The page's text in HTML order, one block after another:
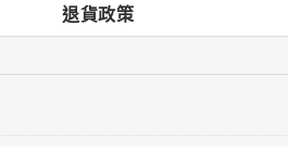
退貨政策